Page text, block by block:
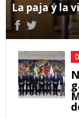
La paja y la